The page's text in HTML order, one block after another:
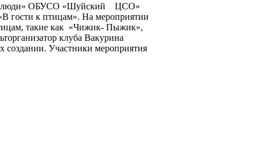
люди» ОБУСО «Шуйский ЦСО»
гости к птицам». На мероприятии
такие как «Чижик- Пыжик»,
клуба Вакурина
создании. Участники мероприятия